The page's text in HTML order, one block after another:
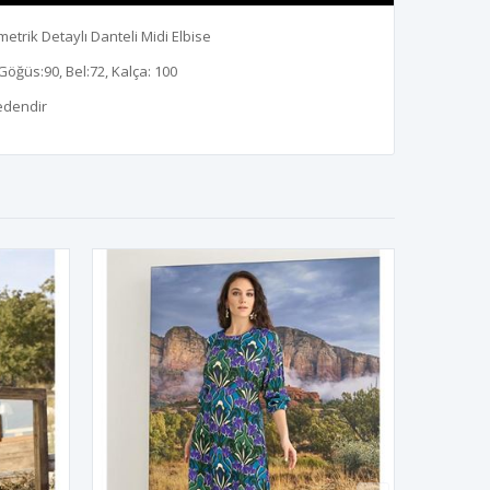
Detaylı Danteli Midi Elbise
Bel:72, Kalça: 100